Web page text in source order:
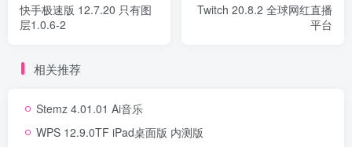
快手极速版 12.7.20 只有图
层1.0.6-2
Twitch 20.8.2 全球网红直播
平台
相关推荐
Stemz 4.01.01 Ai音乐
WPS 12.9.0TF iPad桌面版 内测版